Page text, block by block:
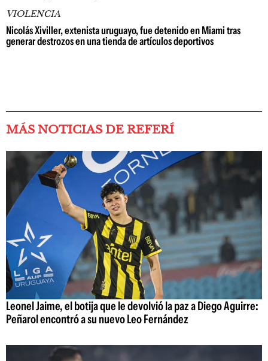
VIOLENCIA
Nicolás Xiviller, extenista uruguayo, fue detenido en Miami tras
generar destrozos en una tienda de artículos deportivos
MÁS NOTICIAS DE REFERÍ
Leonel Jaime, el botija que le devolvió la paz a Diego Aguirre:
Peñarol encontró a su nuevo Leo Fernández